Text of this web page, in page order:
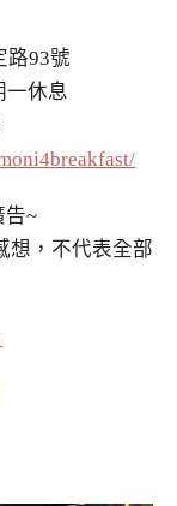
路93號
一休息
~
想，不代表全部